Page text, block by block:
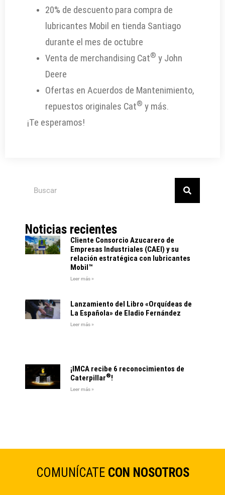
20% de descuento para compra de
lubricantes Mobil en tienda Santiago
durante el mes de octubre
Venta de merchandising Cat® y John
Deere
Ofertas en Acuerdos de Mantenimiento,
repuestos originales Cat® y más.
¡Te esperamos!
Noticias recientes
Cliente Consorcio Azucarero de
Empresas Industriales (CAEI) y su
relación estratégica con lubricantes
Mobil™
Leer más »
Lanzamiento del Libro «Orquídeas de
La Española» de Eladio Fernández
Leer más »
¡IMCA recibe 6 reconocimientos de
Caterpillar®!
Leer más »
COMUNÍCATE CON NOSOTROS